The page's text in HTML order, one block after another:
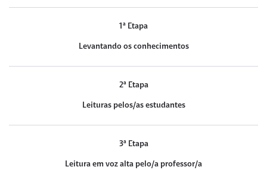
1ª Etapa
Levantando os conhecimentos
2ª Etapa
Leituras pelos/as estudantes
3ª Etapa
Leitura em voz alta pelo/a professor/a